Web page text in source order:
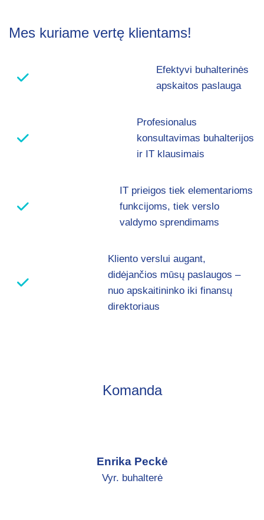
Mes kuriame vertę klientams!
Efektyvi buhalterinės
apskaitos paslauga
Profesionalus
konsultavimas buhalterijos
ir IT klausimais
IT prieigos tiek elementarioms
funkcijoms, tiek verslo
valdymo sprendimams
Kliento verslui augant,
didėjančios mūsų paslaugos –
nuo apskaitininko iki finansų
direktoriaus
Komanda
Enrika Peckė
Vyr. buhalterė